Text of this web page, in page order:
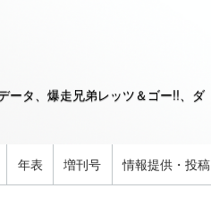
ータ、爆走兄弟レッツ＆ゴー!!、ダ
年表 増刊号 情報提供・投稿